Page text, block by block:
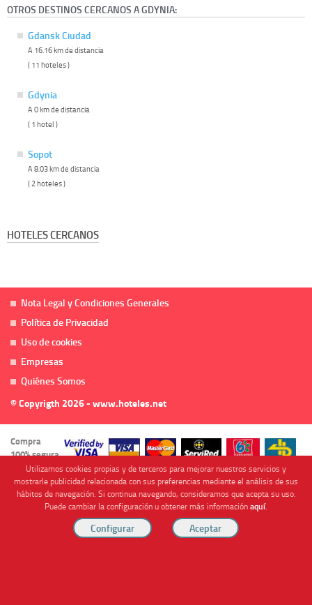
OTROS DESTINOS CERCANOS A GDYNIA:
Gdansk Ciudad
A 16.16 km de distancia
( 11 hoteles )
Gdynia
A 0 km de distancia
( 1 hotel )
Sopot
A 8.03 km de distancia
( 2 hoteles )
HOTELES CERCANOS
Nota Legal y Condiciones Generales
Política de Privacidad
Uso de cookies
Empresas
Quiénes Somos
© Copyrigth 2026 - www.hoteles.net
Compra
100% segura
Cofinanciado por
Utilizamos cookies propias y de terceros para mejorar nuestros servicios y
mostrarle publicidad relacionada con sus preferencias mediante el análisis de sus
hábitos de navegación. Si continua navegando, consideramos que acepta su uso.
Puede cambiar la configuración u obtener más informaciónaquí.